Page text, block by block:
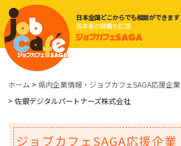
日本全国どこからでも相談ができます
若年者の就職を応援
ホーム > 県内企業情報・ジョブカフェSAGA応援企業
> 佐銀デジタルパートナーズ株式会社
ジョブカフェSAGA応援企業